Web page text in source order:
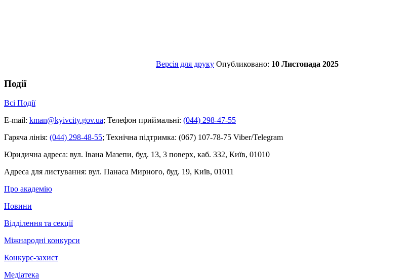
Версія для друку Опубликовано: 10 Листопада 2025
Події
Всі Події
E-mail: kman@kyivcity.gov.ua; Телефон приймальні: (044) 298-47-55
Гаряча лінія: (044) 298-48-55; Технічна підтримка: (067) 107-78-75 Viber/Telegram
Юридична адреса: вул. Івана Мазепи, буд. 13, 3 поверх, каб. 332, Київ, 01010
Адреса для листування: вул. Панаса Мирного, буд. 19, Київ, 01011
Про академію
Новини
Відділення та секції
Міжнародні конкурси
Конкурс-захист
Медіатека